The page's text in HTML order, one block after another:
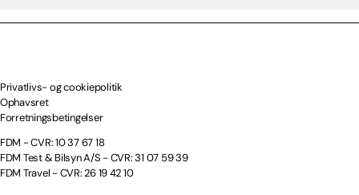
Privatlivs- og cookiepolitik
Ophavsret
Forretningsbetingelser
FDM - CVR: 10 37 67 18
FDM Test & Bilsyn A/S - CVR: 31 07 59 39
FDM Travel - CVR: 26 19 42 10